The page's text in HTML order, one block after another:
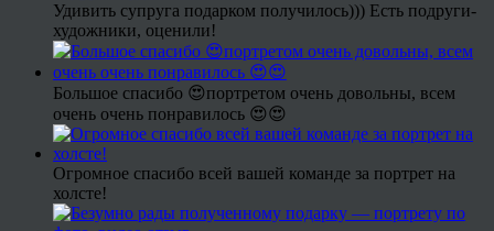
Удивить супруга подарком получилось))) Есть подруги-
художники, оценили!
Большое спасибо 😍портретом очень довольны, всем
очень очень понравилось 😍😍
Огромное спасибо всей вашей команде за портрет на
холсте!